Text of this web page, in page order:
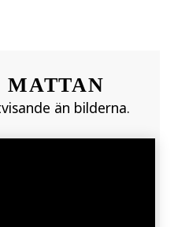
MATTAN
än bilderna.